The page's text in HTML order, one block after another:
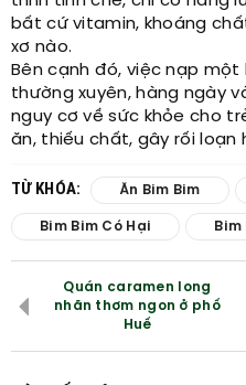
bất cứ vitamin, khoáng
xơ nào.
Bên cạnh đó, việc nạp
thường xuyên, hàng ngày
nguy cơ về sức khỏe cho
ăn, thiếu chất, gây rối loạn
TỪ KHÓA: Ăn Bim Bim
Bim Bim Có Hại Bim
Quán caramen long
nhãn thơm ngon ở phố
Huế